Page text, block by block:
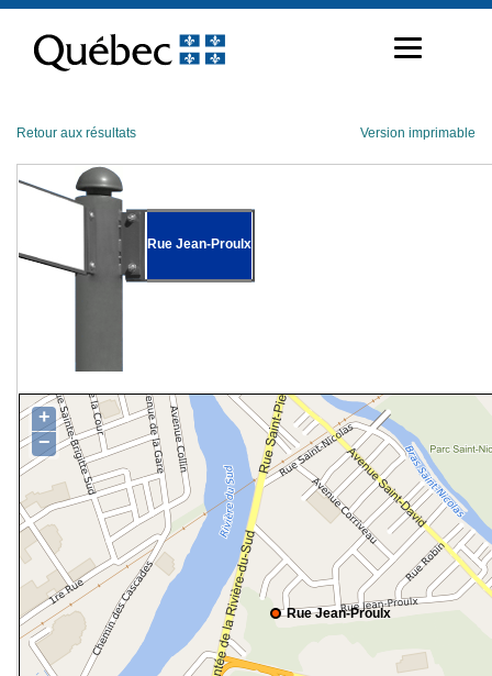
contenu
Retour aux résultats Version imprimable
Rue Jean-Proulx
Rue Jean-Proulx
+
−